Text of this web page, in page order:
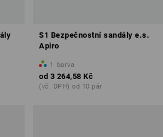
S1 Bezpečnostní sandály e.s.
Apiro
1 barva
od 3 264,58 Kč
(vč. DPH) od 10 pár